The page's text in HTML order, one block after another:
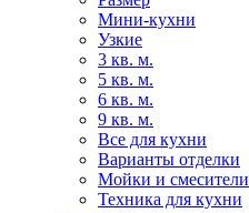
Мини-кухни
Узкие
3 кв. м.
5 кв. м.
6 кв. м.
9 кв. м.
Все для кухни
Варианты отделки
Мойки и смесители
Техника для кухни